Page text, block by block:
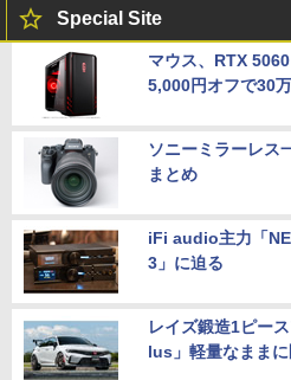
Special Site
マウス、RTX
5,000円オフで30
ソニーミラーレス
まとめ
iFi audio主力「
3」に迫る
レイズ鍛造1ピー
lus」軽量なまま